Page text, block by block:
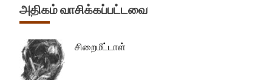
அதிகம் வாசிக்கப்பட்டவை
சிறைமீட்டாள்